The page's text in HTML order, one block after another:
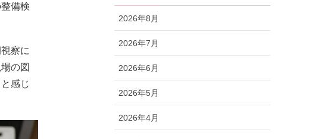
備検
察に
の図
感じ
2026年8月
2026年7月
2026年6月
2026年5月
2026年4月